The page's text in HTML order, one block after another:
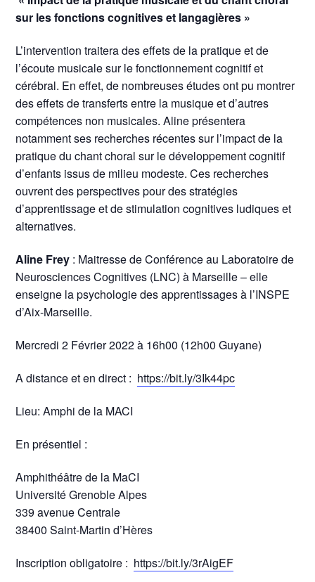
sur les fonctions cognitives et langagières »
L’intervention traitera des effets de la pratique et de
l’écoute musicale sur le fonctionnement cognitif et
cérébral. En effet, de nombreuses études ont pu montrer
des effets de transferts entre la musique et d’autres
compétences non musicales. Aline présentera
notamment ses recherches récentes sur l’impact de la
pratique du chant choral sur le développement cognitif
d’enfants issus de milieu modeste. Ces recherches
ouvrent des perspectives pour des stratégies
d’apprentissage et de stimulation cognitives ludiques et
alternatives.
Aline Frey : Maitresse de Conférence au Laboratoire de
Neurosciences Cognitives (LNC) à Marseille – elle
enseigne la psychologie des apprentissages à l’INSPE
d’Aix-Marseille.
Mercredi 2 Février 2022 à 16h00 (12h00 Guyane)
A distance et en direct : https://bit.ly/3Ik44pc
Lieu: Amphi de la MACI
En présentiel :
Amphithéâtre de la MaCI
Université Grenoble Alpes
339 avenue Centrale
38400 Saint-Martin d’Hères
Inscription obligatoire : https://bit.ly/3rAigEF